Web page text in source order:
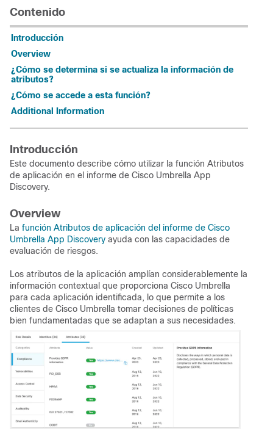
Contenido
Introducción
Overview
¿Cómo se determina si se actualiza la información de
atributos?
¿Cómo se accede a esta función?
Additional Information
Introducción
Este documento describe cómo utilizar la función Atributos
de aplicación en el informe de Cisco Umbrella App
Discovery.
Overview
La función Atributos de aplicación del informe de Cisco
Umbrella App Discovery ayuda con las capacidades de
evaluación de riesgos.
Los atributos de la aplicación amplían considerablemente la
información contextual que proporciona Cisco Umbrella
para cada aplicación identificada, lo que permite a los
clientes de Cisco Umbrella tomar decisiones de políticas
bien fundamentadas que se adaptan a sus necesidades.